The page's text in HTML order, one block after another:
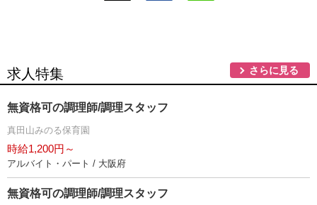
求人特集 さらに見る
無資格可の調理師/調理スタッフ
真田山みのる保育園
時給1,200円～
アルバイト・パート / 大阪府
無資格可の調理師/調理スタッフ